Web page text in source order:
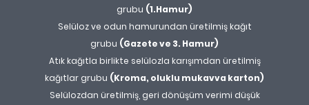
grubu (1.Hamur)
Selüloz ve odun hamurundan üretilmiş kağıt
grubu (Gazete ve 3. Hamur)
Atık kağıtla birlikte selülozla karışımdan üretilmiş
kağıtlar grubu (Kroma, oluklu mukavva karton)
Selülozdan üretilmiş, geri dönüşüm verimi düşük